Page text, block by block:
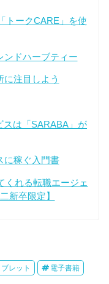
トークCARE」を使
ンドハーブティー
に注目しよう
スは「SARABA」が
に稼ぐ入門書
くれる転職エージェ
新卒限定】
ブレット 電子書籍